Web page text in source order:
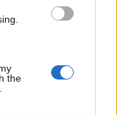
the
e video